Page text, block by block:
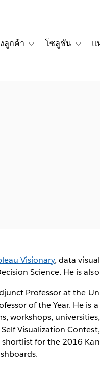
for ผลิตภัณฑ์
ลูกค้า
Toggle sub-navigation
โซลูชัน แ
Visionary, data
Science. He is
Professor at the
of the Year. He is
workshops,
Visualization
shortlist for the 2016